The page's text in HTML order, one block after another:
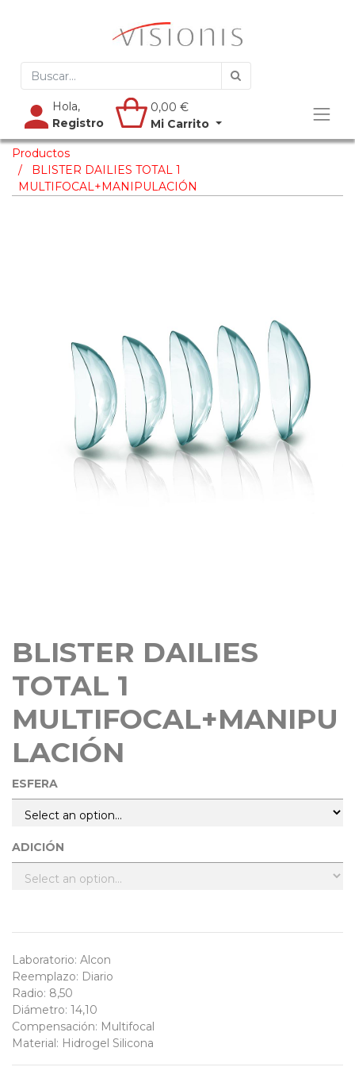
Hola,
Registro
0,00 €
Mi Carrito
Productos
BLISTER DAILIES TOTAL 1
MULTIFOCAL+MANIPULACIÓN
BLISTER DAILIES
TOTAL 1
MULTIFOCAL+MANIPU
LACIÓN
ESFERA
ADICIÓN
Laboratorio: Alcon
Reemplazo: Diario
Radio: 8,50
Diámetro: 14,10
Compensación: Multifocal
Material : Hidrogel Silicona